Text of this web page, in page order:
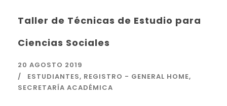
Taller de Técnicas de Estudio para
Ciencias Sociales
20 AGOSTO 2019
ESTUDIANTES, REGISTRO - GENERAL HOME,
SECRETARÍA ACADÉMICA